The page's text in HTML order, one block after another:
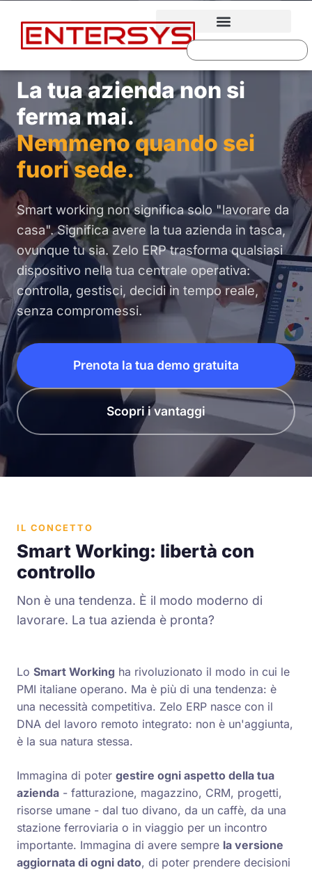
La tua azienda non si
ferma mai.
Nemmeno quando sei
fuori sede.
Smart working non significa solo "lavorare da
casa". Significa avere la tua azienda in tasca,
ovunque tu sia. Zelo ERP trasforma qualsiasi
dispositivo nella tua centrale operativa:
controlla, gestisci, decidi in tempo reale,
senza compromessi.
Prenota la tua demo gratuita
Scopri i vantaggi
IL CONCETTO
Smart Working: libertà con
controllo
Non è una tendenza. È il modo moderno di
lavorare. La tua azienda è pronta?
Lo Smart Working ha rivoluzionato il modo in cui le
PMI italiane operano. Ma è più di una tendenza: è
una necessità competitiva. Zelo ERP nasce con il
DNA del lavoro remoto integrato: non è un'aggiunta,
è la sua natura stessa.
Immagina di poter gestire ogni aspetto della tua
azienda - fatturazione, magazzino, CRM, progetti,
risorse umane - dal tuo divano, da un caffè, da una
stazione ferroviaria o in viaggio per un incontro
importante. Immagina di avere sempre la versione
aggiornata di ogni dato, di poter prendere decisioni